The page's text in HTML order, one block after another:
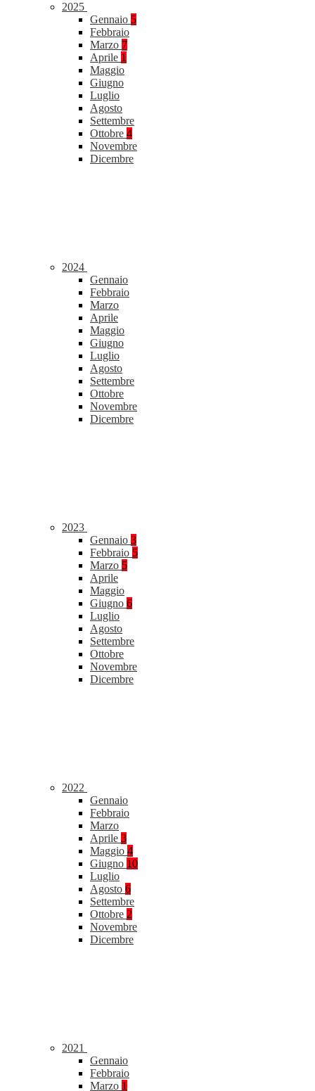
2025
Gennaio 5
Febbraio
Marzo 7
Aprile 1
Maggio
Giugno
Luglio
Agosto
Settembre
Ottobre 4
Novembre
Dicembre
2024
Gennaio
Febbraio
Marzo
Aprile
Maggio
Giugno
Luglio
Agosto
Settembre
Ottobre
Novembre
Dicembre
2023
Gennaio 3
Febbraio 5
Marzo 5
Aprile
Maggio
Giugno 6
Luglio
Agosto
Settembre
Ottobre
Novembre
Dicembre
2022
Gennaio
Febbraio
Marzo
Aprile 3
Maggio 4
Giugno 10
Luglio
Agosto 6
Settembre
Ottobre 2
Novembre
Dicembre
2021
Gennaio
Febbraio
Marzo 1